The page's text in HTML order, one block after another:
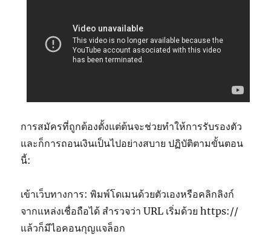
การสมัครที่ถูกต้องตั้งแต่ต้นจะช่วยทำให้การรับรองตัว
และก็การถอนเงินเป็นไปอย่างสบาย ปฏิบัติตามขั้นตอน
นี้:
เข้าเว็บทางการ: พิมพ์โดเมนด้วยตัวเองหรือคลิกลิงก์
จากแหล่งเชื่อถือได้ สำรวจว่า URL เริ่มด้วย https://
แล้วก็มีไอคอนกุญแจล็อก